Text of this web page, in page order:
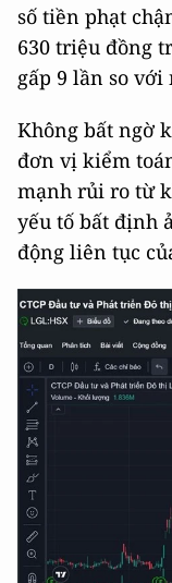
số tiền phạt
630 triệu đồng
gấp 9 lần so với
Không bất ngờ
đơn vị kiểm
mạnh rủi ro từ
yếu tố bất định
động liên tục